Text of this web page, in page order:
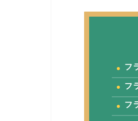
フ
フ
フ